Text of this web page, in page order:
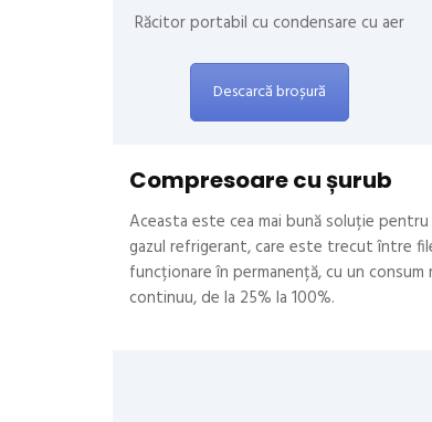
Răcitor portabil cu condensare cu aer
Descarcă broșură
Compresoare cu șurub
Aceasta este cea mai bună soluție
gazul refrigerant, care este trecut între
funcționare în permanență, cu un
continuu, de la 25% la 100%.